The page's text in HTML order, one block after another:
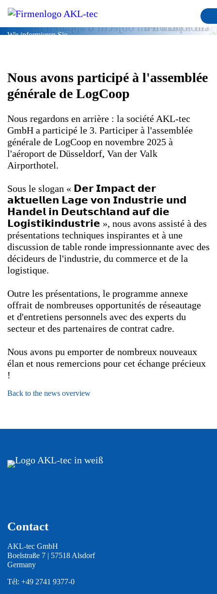
Blog
Wir informieren Sie.
Nous avons participé à l'assemblée
générale de LogCoop
Nous regardons en arrière : la sociétéAKL-tec
GmbH a participé le 3. Participer à l'assemblée
générale de LogCoop en novembre 2025 à
l'aéroport de Düsseldorf, Van der Valk
Airporthotel.
Sous le slogan « 𝗗𝗲𝗿 𝗜𝗺𝗽𝗮𝗰𝘁 𝗱𝗲𝗿
𝗮𝗸𝘁𝘂𝗲𝗹𝗹𝗲𝗻 𝗟𝗮𝗴𝗲 𝘃𝗼𝗻 𝗜𝗻𝗱𝘂𝘀𝘁𝗿𝗶𝗲 𝘂𝗻𝗱
𝗛𝗮𝗻𝗱𝗲𝗹 𝗶𝗻 𝗗𝗲𝘂𝘁𝘀𝗰𝗵𝗹𝗮𝗻𝗱 𝗮𝘂𝗳 𝗱𝗶𝗲
𝗟𝗼𝗴𝗶𝘀𝘁𝗶𝗸𝗶𝗻𝗱𝘂𝘀𝘁𝗿𝗶𝗲 », nous avons assisté à des
présentations techniques inspirantes et à une
discussion de table ronde impressionnante avec des
décideurs de l'industrie, du commerce et de la
logistique.
Outre les présentations, le programme annexe
offrait de nombreuses opportunités de réseautage
et d'entretiens personnels avec des experts du
secteur et des partenaires de contrat cadre.
Nous avons pu emporter de nombreux nouveaux
élan et nous remercions pour cet échange précieux
!
Back to the news overview
Contact
AKL-tec GmbH
Boelstraße 7 | 57518 Alsdorf
Germany
Tél: +49 2741 9377-0